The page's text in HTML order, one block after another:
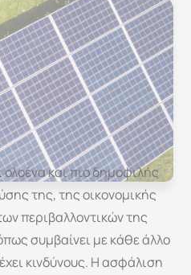
ολοένα και πιο δημοφιλής
της, της οικονομικής
περιβαλλοντικών της
συμβαίνει με κάθε άλλο
κινδύνους. Η ασφάλιση